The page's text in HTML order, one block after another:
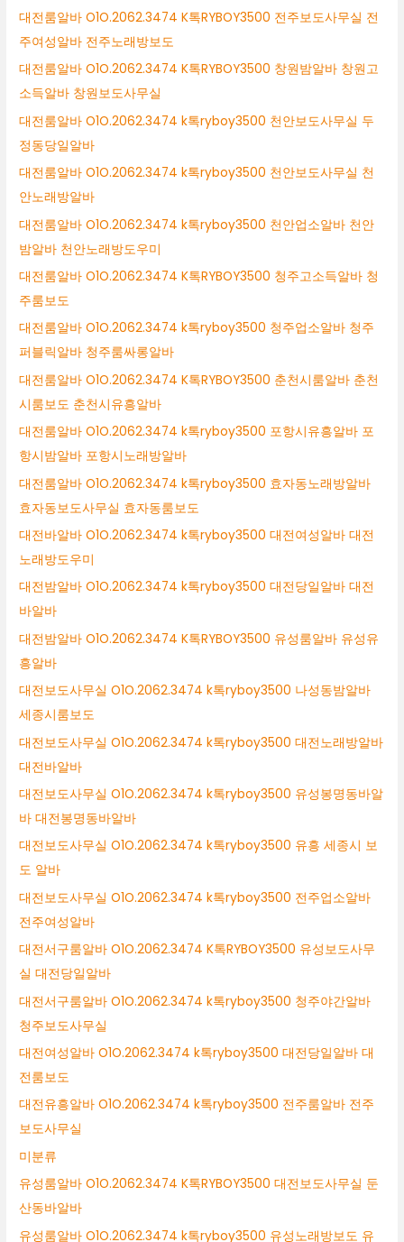
대전룸알바 O1O.2062.3474 K톡RYBOY3500 전주보도사무실 전
주여성알바 전주노래방보도
대전룸알바 O1O.2062.3474 K톡RYBOY3500 창원밤알바 창원고
소득알바 창원보도사무실
대전룸알바 O1O.2062.3474 k톡ryboy3500 천안보도사무실 두
정동당일알바
대전룸알바 O1O.2062.3474 k톡ryboy3500 천안보도사무실 천
안노래방알바
대전룸알바 O1O.2062.3474 k톡ryboy3500 천안업소알바 천안
밤알바 천안노래방도우미
대전룸알바 O1O.2062.3474 K톡RYBOY3500 청주고소득알바 청
주룸보도
대전룸알바 O1O.2062.3474 k톡ryboy3500 청주업소알바 청주
퍼블릭알바 청주룸싸롱알바
대전룸알바 O1O.2062.3474 K톡RYBOY3500 춘천시룸알바 춘천
시룸보도 춘천시유흥알바
대전룸알바 O1O.2062.3474 k톡ryboy3500 포항시유흥알바 포
항시밤알바 포항시노래방알바
대전룸알바 O1O.2062.3474 k톡ryboy3500 효자동노래방알바
효자동보도사무실 효자동룸보도
대전바알바 O1O.2062.3474 k톡ryboy3500 대전여성알바 대전
노래방도우미
대전밤알바 O1O.2062.3474 k톡ryboy3500 대전당일알바 대전
바알바
대전밤알바 O1O.2062.3474 K톡RYBOY3500 유성룸알바 유성유
흥알바
대전보도사무실 O1O.2062.3474 k톡ryboy3500 나성동밤알바
세종시룸보도
대전보도사무실 O1O.2062.3474 k톡ryboy3500 대전노래방알바
대전바알바
대전보도사무실 O1O.2062.3474 k톡ryboy3500 유성봉명동바알
바 대전봉명동바알바
대전보도사무실 O1O.2062.3474 k톡ryboy3500 유흥 세종시 보
도 알바
대전보도사무실 O1O.2062.3474 k톡ryboy3500 전주업소알바
전주여성알바
대전서구룸알바 O1O.2062.3474 K톡RYBOY3500 유성보도사무
실 대전당일알바
대전서구룸알바 O1O.2062.3474 k톡ryboy3500 청주야간알바
청주보도사무실
대전여성알바 O1O.2062.3474 k톡ryboy3500 대전당일알바 대
전룸보도
대전유흥알바 O1O.2062.3474 k톡ryboy3500 전주룸알바 전주
보도사무실
미분류
유성룸알바 O1O.2062.3474 K톡RYBOY3500 대전보도사무실 둔
산동바알바
유성룸알바 O1O.2062.3474 k톡ryboy3500 유성노래방보도 유